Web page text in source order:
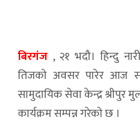
बिरगंज , २१ भदौ। हिन्दु
तिजको अवसर पारेर आज
सामुदायिक सेवा केन्द्र श्रीपुर
कार्यक्रम सम्पन्न गरेको छ ।